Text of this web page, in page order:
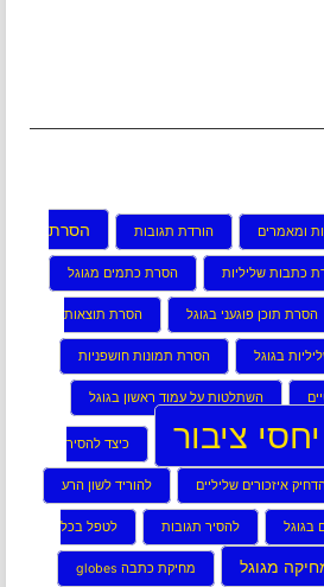
ומאמרים הורדת תגובות הסרת
כתבות שליליות הסרת כתמים מגוגל
הסרת תוכן פוגעני בגוגל הסרת תוצאות
בגוגל הסרת תמונות חושפניות
השתלטות על עמוד ראשון בגוגל
יחסי ציבור כיצד להסיר
איזכורים שליליים להוריד לשון הרע
בגוגל להסיר תגובות לטפל בכל
מגוגל מחיקת כתבה globes